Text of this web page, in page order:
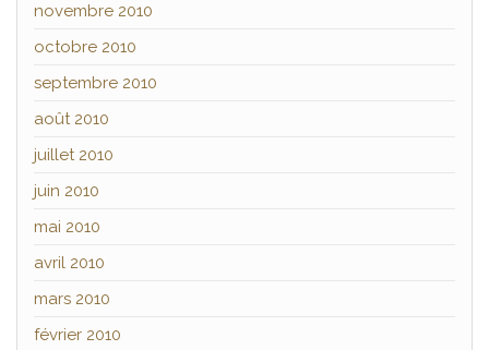
novembre 2010
octobre 2010
septembre 2010
août 2010
juillet 2010
juin 2010
mai 2010
avril 2010
mars 2010
février 2010